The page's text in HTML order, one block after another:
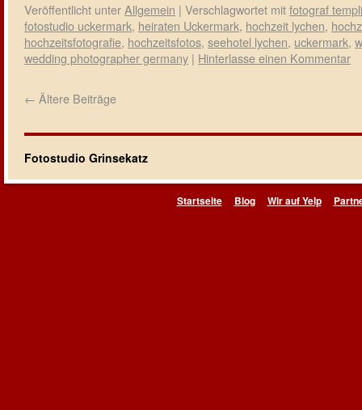
Veröffentlicht unterAllgemein | Verschlagwortet mitfotograf
fotostudio uckermark, heiraten Uckermark, hochzeit lychen,
hochzeitsfotografie, hochzeitsfotos, seehotel lychen, uckermark,
wedding photographer germany | Hinterlasse einen Kommentar
← Ältere Beiträge
Fotostudio Grinsekatz
Startseite Blog Wir auf Yelp